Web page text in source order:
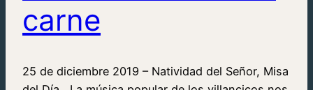
carne
25 de diciembre 2019 – Natividad del Señor, Misa